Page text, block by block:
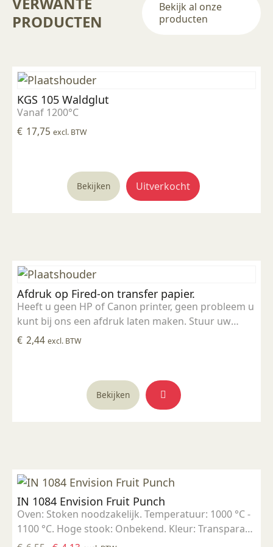
PRODUCTEN
Bekijk al onze
producten
KGS 105 Waldglut
Vanaf 1200°C
€ 17,75 excl. BTW
Bekijken Uitverkocht
Afdruk op Fired-on transfer papier.
Heeft u geen HP of Canon printer, geen probleem u
kunt bij ons een afdruk laten maken. Stuur uw
afdruk in pdf formaat naar ons email adres en
€ 2,44 excl. BTW
Bekijken
IN 1084 Envision Fruit Punch
Oven: Stoken noodzakelijk. Temperatuur: 1000 °C -
1100 °C. Hoge stook: Onbekend. Kleur: Transparant
tot opaak. Aantal lagen: 1-3 lagen. Voedselveilig: